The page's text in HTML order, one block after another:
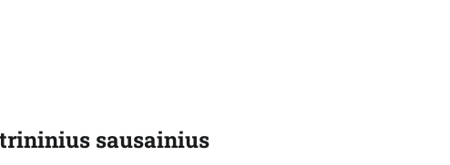
sausainius